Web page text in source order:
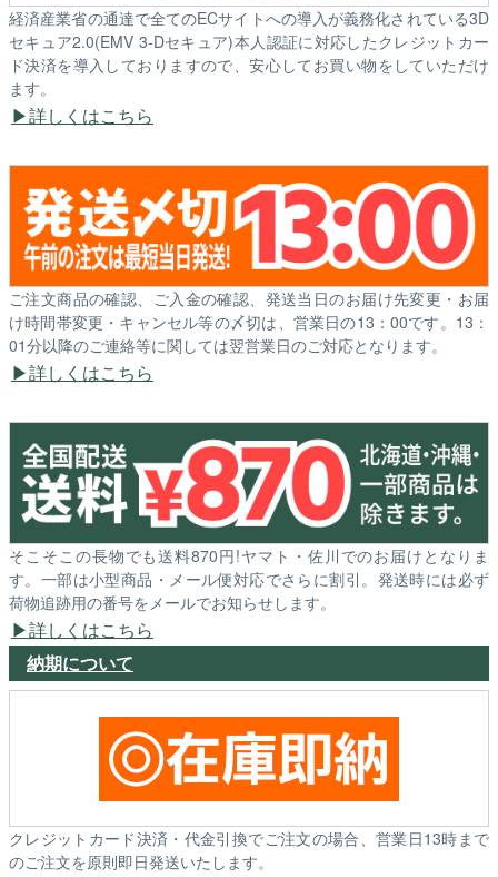
経済産業省の通達で全てのECサイトへの導入が義務化されている3D
セキュア2.0(EMV 3-Dセキュア)本人認証に対応したクレジットカー
ド決済を導入しておりますので、安心してお買い物をしていただけ
ます。
詳しくはこちら
ご注文商品の確認、ご入金の確認、発送当日のお届け先変更・お届
け時間帯変更・キャンセル等の〆切は、営業日の13：00です。13：
01分以降のご連絡等に関しては翌営業日のご対応となります。
詳しくはこちら
そこそこの長物でも送料870円!ヤマト・佐川でのお届けとなりま
す。一部は小型商品・メール便対応でさらに割引。発送時には必ず
荷物追跡用の番号をメールでお知らせします。
詳しくはこちら
納期について
クレジットカード決済・代金引換でご注文の場合、営業日13時まで
のご注文を原則即日発送いたします。